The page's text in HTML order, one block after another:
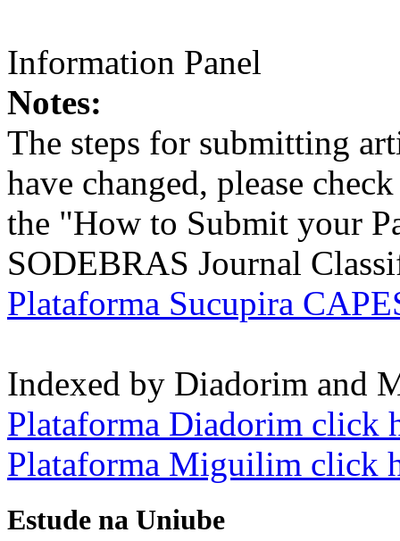
Information Panel
Notes:
The steps for submitting
have changed, please
the "How to Submit your
SODEBRAS Journal
Plataforma Sucupira
Indexed by Diadorim and
Plataforma Diadorim click
Plataforma Miguilim click
Estude na Uniube